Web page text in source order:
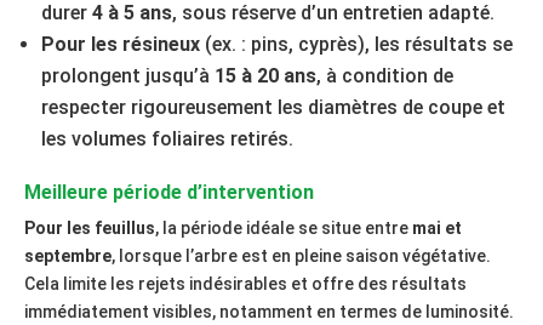
durer 4 à 5 ans, sous réserve d’un entretien adapté.
Pour les résineux (ex. : pins, cyprès), les résultats se
prolongent jusqu’à 15 à 20 ans, à condition de
respecter rigoureusement les diamètres de coupe et
les volumes foliaires retirés.
Meilleure période d’intervention
Pour les feuillus, la période idéale se situe entre mai et
septembre, lorsque l’arbre est en pleine saison végétative.
Cela limite les rejets indésirables et offre des résultats
immédiatement visibles, notamment en termes de luminosité.